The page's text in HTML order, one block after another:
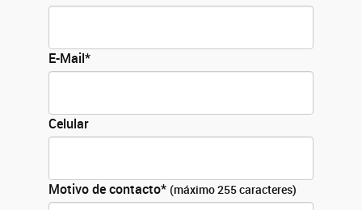
E-Mail*
Celular
Motivo de contacto* (máximo 255 caracteres)